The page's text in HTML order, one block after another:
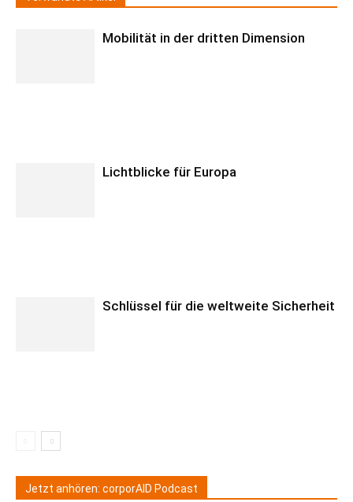
Mobilität in der dritten Dimension
Lichtblicke für Europa
Schlüssel für die weltweite Sicherheit
Jetzt anhören: corporAID Podcast